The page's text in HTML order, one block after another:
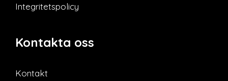
Integritetspolicy
Kontakta oss
Kontakt